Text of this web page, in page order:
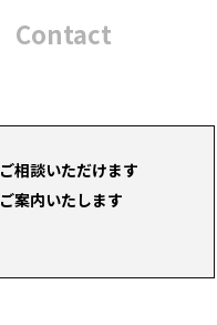
Contact
相談いただけます
案内いたします